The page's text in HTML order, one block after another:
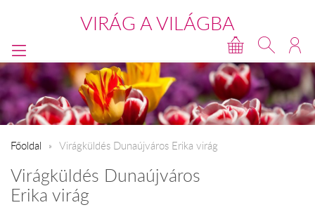
VIRÁG A VILÁGBA
Főoldal Virágküldés Dunaújváros Erika virág
Virágküldés Dunaújváros
Erika virág